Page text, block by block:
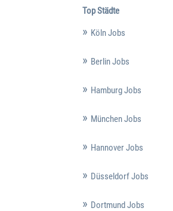
Top Städte
Köln Jobs
Berlin Jobs
Hamburg Jobs
München Jobs
Hannover Jobs
Düsseldorf Jobs
Dortmund Jobs